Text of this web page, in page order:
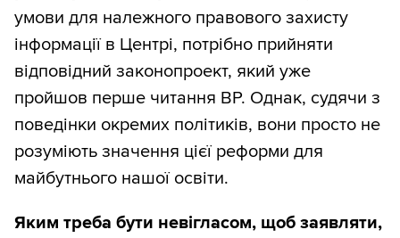
умови для належного правового захисту
інформації в Центрі, потрібно прийняти
відповідний законопроект, який уже
пройшов перше читання ВР. Однак, судячи з
поведінки окремих політиків, вони просто не
розуміють значення цієї реформи для
майбутнього нашої освіти.
Яким треба бути невігласом, щоб заявляти,